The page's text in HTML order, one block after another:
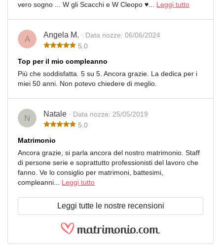
vero sogno ... W gli Scacchi e W Cleopo ♥️... Leggi tutto
A Angela M. · Data nozze: 06/06/2024
5.0
Top per il mio compleanno
Più che soddisfatta. 5 su 5. Ancora grazie. La dedica per i
miei 50 anni. Non potevo chiedere di meglio.
N Natale · Data nozze: 25/05/2019
5.0
Matrimonio
Ancora grazie, si parla ancora del nostro matrimonio. Staff
di persone serie e soprattutto professionisti del lavoro che
fanno. Ve lo consiglio per matrimoni, battesimi,
compleanni... Leggi tutto
Leggi tutte le nostre recensioni